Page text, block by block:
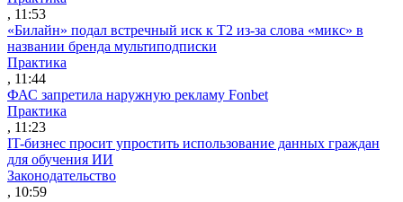
, 11:53
«Билайн» подал встречный иск к Т2 из-за слова «микс» в
названии бренда мультиподписки
Практика
, 11:44
ФАС запретила наружную рекламу Fonbet
Практика
, 11:23
IT-бизнес просит упростить использование данных граждан
для обучения ИИ
Законодательство
, 10:59